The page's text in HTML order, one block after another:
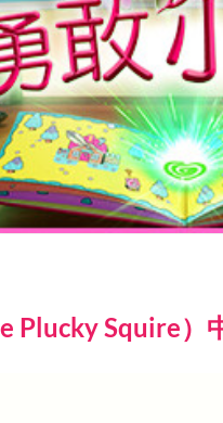
Plucky Squire）